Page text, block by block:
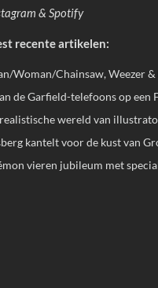
& Spotify
recente artikelen:
Woman/Chainsaw, Weezer
de Garfield-telefoons op een
wereld van
kantelt voor de kust van
vieren jubileum met